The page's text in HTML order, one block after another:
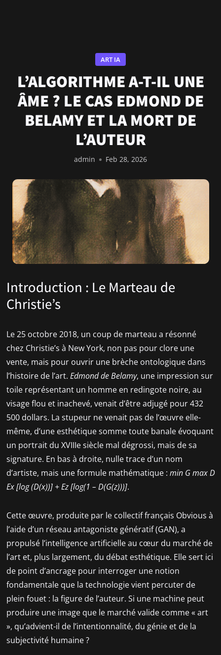
ART IA
L’ALGORITHME A-T-IL UNE
ÂME ? LE CAS EDMOND DE
BELAMY ET LA MORT DE
L’AUTEUR
admin Feb 28, 2026
Introduction : Le Marteau de
Christie’s
Le 25 octobre 2018, un coup de marteau a résonné
chez Christie’s à New York, non pas pour clore une
vente, mais pour ouvrir une brèche ontologique dans
l’histoire de l’art. Edmond de Belamy, une impression sur
toile représentant un homme en redingote noire, au
visage flou et inachevé, venait d’être adjugé pour 432
500 dollars. La stupeur ne venait pas de l’œuvre elle-
même, d’une esthétique somme toute banale évoquant
un portrait du XVIIIe siècle mal dégrossi, mais de sa
signature. En bas à droite, nulle trace d’un nom
d’artiste, mais une formule mathématique : min G max D
Ex [log (D(x))] + Ez [log(1 – D(G(z)))].
Cette œuvre, produite par le collectif français Obvious à
l’aide d’un réseau antagoniste génératif (GAN), a
propulsé l’intelligence artificielle au cœur du marché de
l’art et, plus largement, du débat esthétique. Elle sert ici
de point d’ancrage pour interroger une notion
fondamentale que la technologie vient percuter de
plein fouet : la figure de l’auteur. Si une machine peut
produire une image que le marché valide comme « art
», qu’advient-il de l’intentionnalité, du génie et de la
subjectivité humaine ?